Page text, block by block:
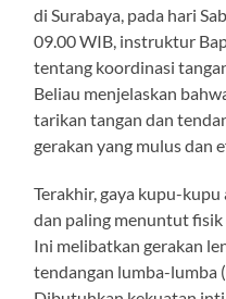
di Surabaya, pada hari
09.00 WIB, instruktur
tentang koordinasi
Beliau menjelaskan
tarikan tangan dan
gerakan yang mulus dan
Terakhir, gaya kupu-
dan paling menuntut
Ini melibatkan gerakan
tendangan lumba-lumba